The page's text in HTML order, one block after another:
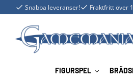
Snabba leveranser! Fraktfritt över
FIGURSPEL